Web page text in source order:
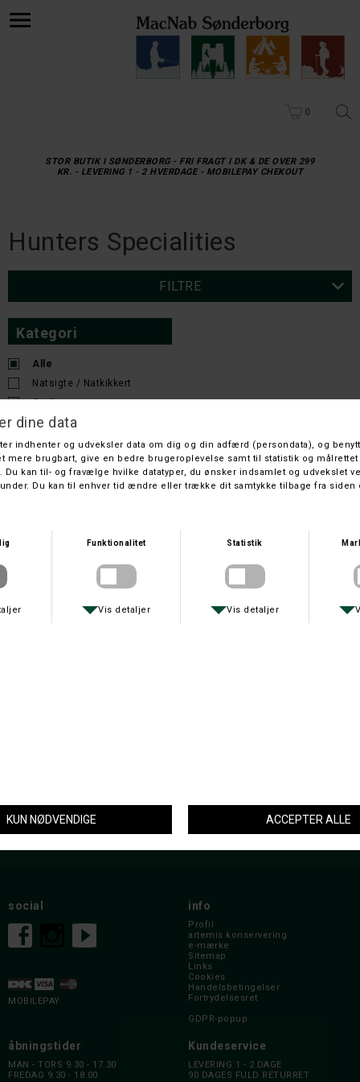
0
STOR BUTIK I SØNDERBORG - FRI FRAGT I DK & DE OVER 299
KR. - LEVERING 1 - 2 HVERDAGE - MOBILEPAY CHEKOUT
Hunters Specialities
FILTRE
Kategori
Alle
Natsigte / Natkikkert
Optik
Sortering
Nyeste Titel Pris
social
MOBILEPAY
info
Profil
artemis konservering
e-mærke
Sitemap
Links
Cookies
Handelsbetingelser
Fortrydelsesret
GDPR-popup
åbningstider
MAN - TORS 9.30 - 17.30
FREDAG 9.30 - 18.00
Kundeservice
LEVERING 1 - 2 DAGE
90 DAGES FULD RETURRET